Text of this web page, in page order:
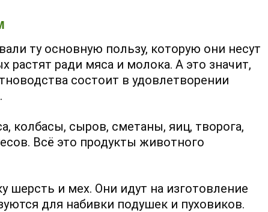
ту основную пользу, которую они несут
ради мяса и молока. А это значит,
состоит в удовлетворении
колбасы, сыров, сметаны, яиц, творога,
Всё это продукты животного
и мех. Они идут на изготовление
для набивки подушек и пуховиков.